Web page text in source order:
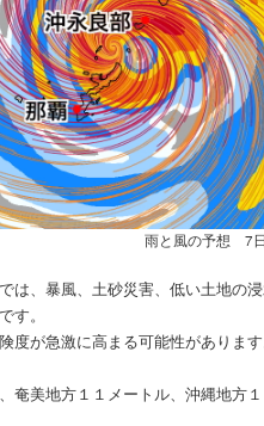
雨と風の予想 7
、暴風、土砂災害、低い土地の浸
す。
が急激に高まる可能性があります
奄美地方１１メートル、沖縄地方１